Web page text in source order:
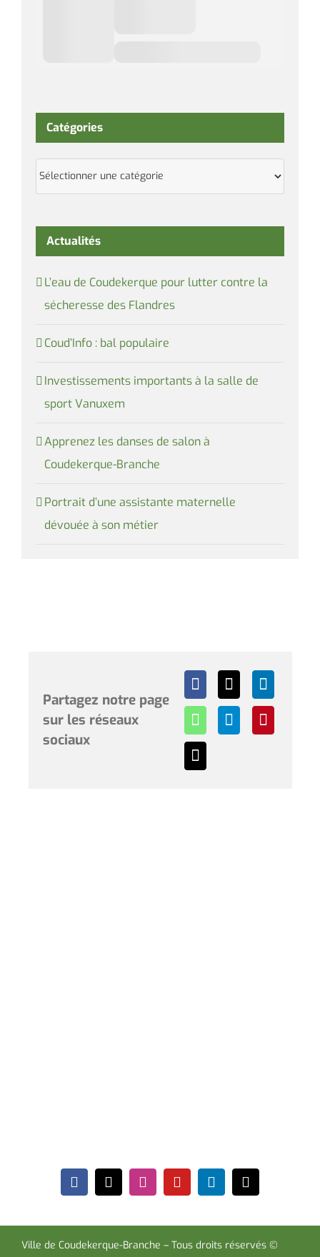
Catégories
Catégories
Actualités
L’eau de Coudekerque pour lutter contre la
sécheresse des Flandres
Coud’Info : bal populaire
Investissements importants à la salle de
sport Vanuxem
Apprenez les danses de salon à
Coudekerque-Branche
Portrait d’une assistante maternelle
dévouée à son métier
Partagez notre page
sur les réseaux
sociaux
Ville de Coudekerque-Branche – Tous droits réservés ©